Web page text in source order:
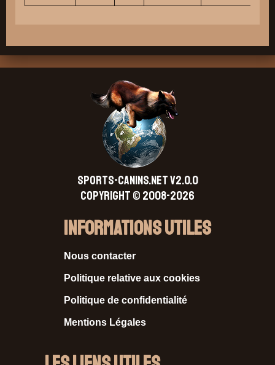
SPORTS-CANINS.NET V2.0.0
Copyright © 2008-2026
Informations Utiles
Nous contacter
Politique relative aux cookies
Politique de confidentialité
Mentions Légales